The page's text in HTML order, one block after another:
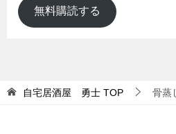
無料購読する
自宅居酒屋 勇士 TOP 骨蒸